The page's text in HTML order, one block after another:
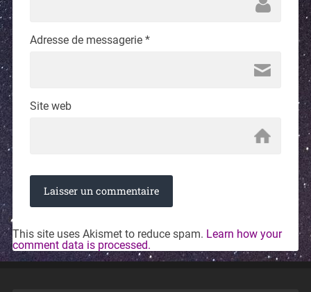
Adresse de messagerie *
Site web
This site uses Akismet to reduce spam. Learn how your
comment data is processed.